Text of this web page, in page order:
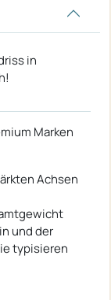
in
Marken
Achsen
und der
typisieren